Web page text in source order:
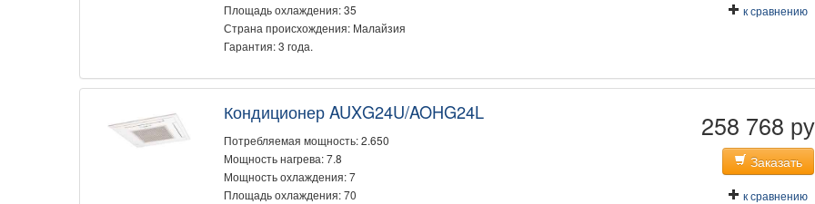
Площадь охлаждения: 35
Страна происхождения: Малайзия
Гарантия: 3 года.
к сравнению
Кондиционер AUXG24U/AOHG24L
Потребляемая мощность: 2.650
Мощность нагрева: 7.8
Мощность охлаждения: 7
Площадь охлаждения: 70
258 768
Заказать
к сравнению